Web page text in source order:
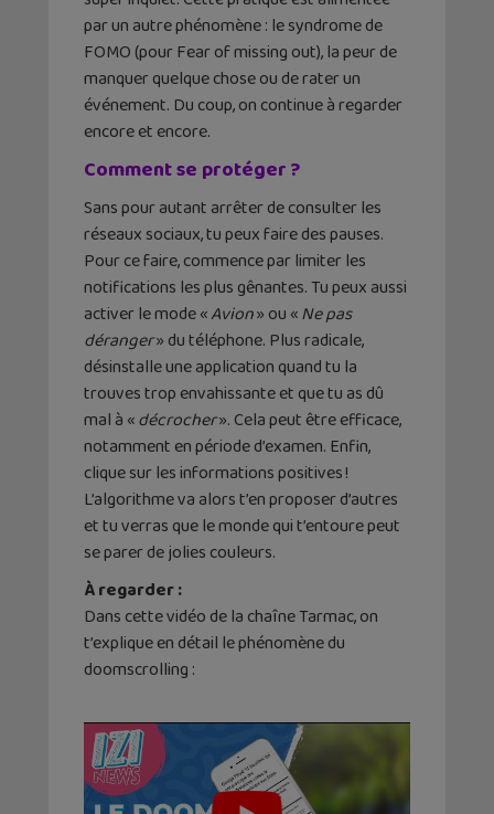
par un autre phénomène : le syndrome de
FOMO (pour Fear of missing out), la peur de
manquer quelque chose ou de rater un
événement. Du coup, on continue à regarder
encore et encore.
Comment se protéger ?
Sans pour autant arrêter de consulter les
réseaux sociaux, tu peux faire des pauses.
Pour ce faire, commence par limiter les
notifications les plus gênantes. Tu peux aussi
activer le mode «Avion» ou «Ne pas
déranger» du téléphone. Plus radicale,
désinstalle une application quand tu la
trouves trop envahissante et que tu as dû
mal à «décrocher». Cela peut être efficace,
notamment en période d’examen. Enfin,
clique sur les informations positives !
L’algorithme va alors t’en proposer d’autres
et tu verras que le monde qui t’entoure peut
se parer de jolies couleurs.
À regarder :
Dans cette vidéo de la chaîne Tarmac, on
t’explique en détail le phénomène du
doomscrolling :